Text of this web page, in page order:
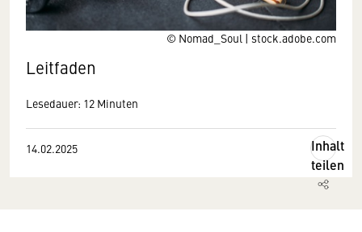
© Nomad_Soul | stock.adobe.com
Leitfaden
Lesedauer: 12 Minuten
14.02.2025
Inhalt
teilen